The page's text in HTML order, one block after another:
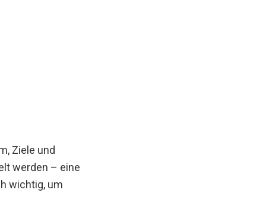
Ziele und
werden – eine
wichtig, um